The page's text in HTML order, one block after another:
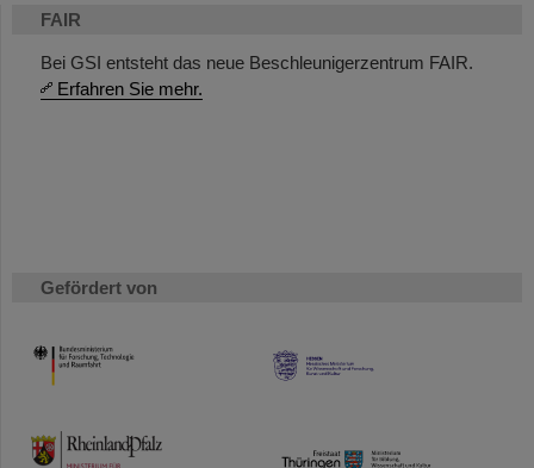
FAIR
Bei GSI entsteht das neue Beschleunigerzentrum FAIR.
Erfahren Sie mehr.
Gefördert von
HMWK
TMWWDG